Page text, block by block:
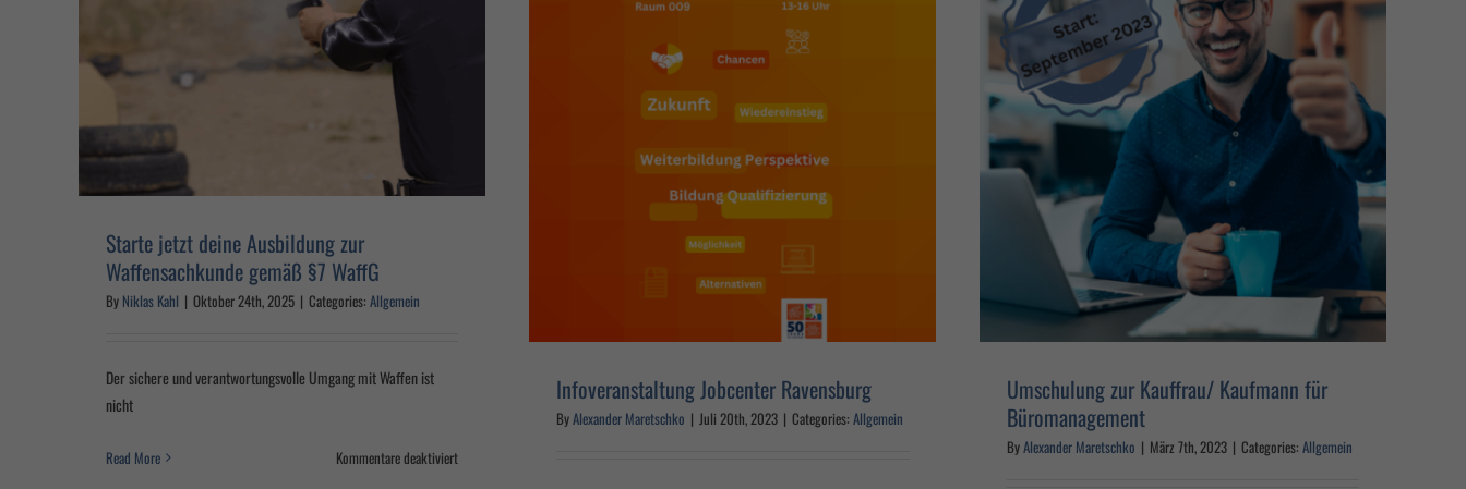
Starte jetzt deine Ausbildung zur
Waffensachkunde gemäß §7 WaffG
By Niklas Kahl | Oktober 24th, 2025 | Categories: Allgemein
Der sichere und verantwortungsvolle Umgang mit Waffen ist
nicht
Read More Kommentare deaktiviertfür
Infoveranstaltung
Jobcenter Ravensburg
Infoveranstaltung Jobcenter Ravensburg
ByAlexander Maretschko | Juli 20th, 2023 | Categories: Allgemein
Umschulung zur Kauffrau/
Kaufmann für
Büromanagement
Umschulung zur Kauffrau/ Kaufmann für
Büromanagement
ByAlexander Maretschko | März 7th, 2023 | Categories: Allgemein